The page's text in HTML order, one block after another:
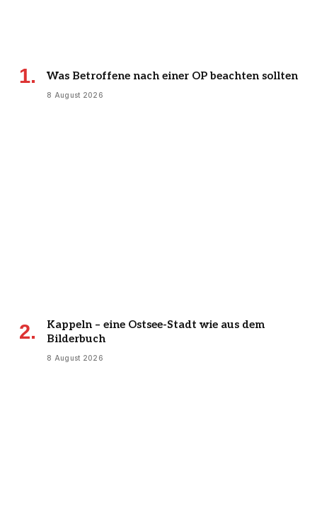
Was Betroffene nach einer OP beachten sollten
8 August 2026
Kappeln – eine Ostsee-Stadt wie aus dem
Bilderbuch
8 August 2026